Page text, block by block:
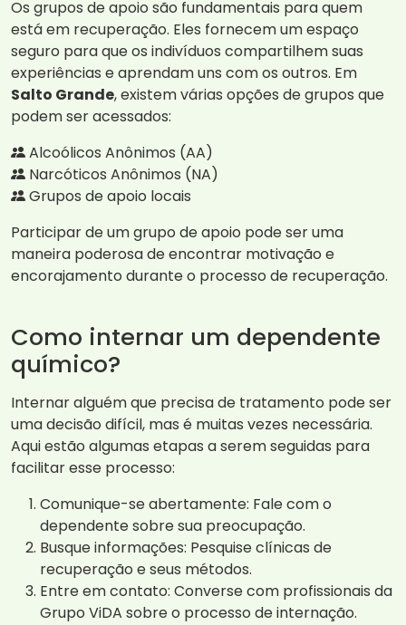
Os grupos de apoio são fundamentais para quem
está em recuperação. Eles fornecem um espaço
seguro para que os indivíduos compartilhem suas
experiências e aprendam uns com os outros. Em
Salto Grande, existem várias opções de grupos que
podem ser acessados:
Alcoólicos Anônimos (AA)
Narcóticos Anônimos (NA)
Grupos de apoio locais
Participar de um grupo de apoio pode ser uma
maneira poderosa de encontrar motivação e
encorajamento durante o processo de recuperação.
Como internar um dependente
químico?
Internar alguém que precisa de tratamento pode ser
uma decisão difícil, mas é muitas vezes necessária.
Aqui estão algumas etapas a serem seguidas para
facilitar esse processo:
Comunique-se abertamente: Fale com o
dependente sobre sua preocupação.
Busque informações: Pesquise clínicas de
recuperação e seus métodos.
Entre em contato: Converse com profissionais da
Grupo ViDA sobre o processo de internação.